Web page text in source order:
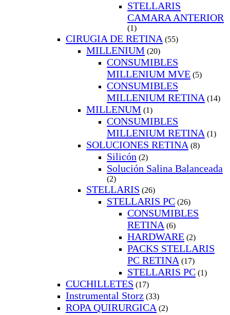
STELLARIS
CAMARA ANTERIOR
(1)
CIRUGIA DE RETINA (55)
MILLENIUM (20)
CONSUMIBLES
MILLENIUM MVE (5)
CONSUMIBLES
MILLENIUM RETINA (14)
MILLENUM (1)
CONSUMIBLES
MILLENIUM RETINA (1)
SOLUCIONES RETINA (8)
Silicón (2)
Solución Salina Balanceada
(2)
STELLARIS (26)
STELLARIS PC (26)
CONSUMIBLES
RETINA (6)
HARDWARE (2)
PACKS STELLARIS
PC RETINA (17)
STELLARIS PC (1)
CUCHILLETES (17)
Instrumental Storz (33)
ROPA QUIRURGICA (2)